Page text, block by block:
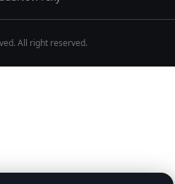
All right reserved.